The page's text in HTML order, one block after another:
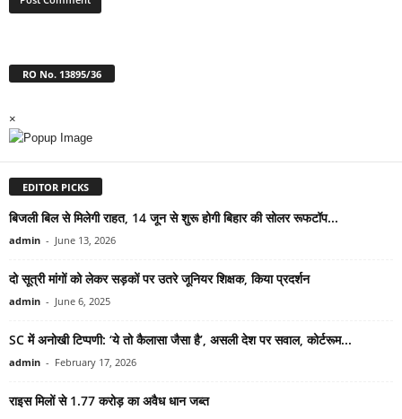
RO No. 13895/36
×
EDITOR PICKS
बिजली बिल से मिलेगी राहत, 14 जून से शुरू होगी बिहार की सोलर रूफटॉप...
admin - June 13, 2026
दो सूत्री मांगों को लेकर सड़कों पर उतरे जूनियर शिक्षक, किया प्रदर्शन
admin - June 6, 2025
SC में अनोखी टिप्पणी: ‘ये तो कैलासा जैसा है’, असली देश पर सवाल, कोर्टरूम...
admin - February 17, 2026
राइस मिलों से 1.77 करोड़ का अवैध धान जब्त